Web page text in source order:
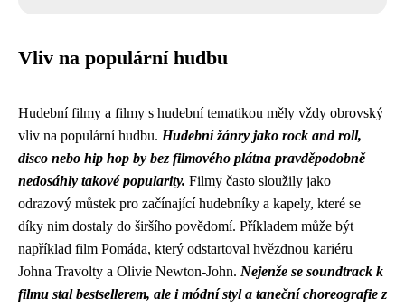
Vliv na populární hudbu
Hudební filmy a filmy s hudební tematikou měly vždy obrovský
vliv na populární hudbu. Hudební žánry jako rock and roll,
disco nebo hip hop by bez filmového plátna pravděpodobně
nedosáhly takové popularity. Filmy často sloužily jako
odrazový můstek pro začínající hudebníky a kapely, které se
díky nim dostaly do širšího povědomí. Příkladem může být
například film Pomáda, který odstartoval hvězdnou kariéru
Johna Travolty a Olivie Newton-John. Nejenže se soundtrack k
filmu stal bestsellerem, ale i módní styl a taneční choreografie z